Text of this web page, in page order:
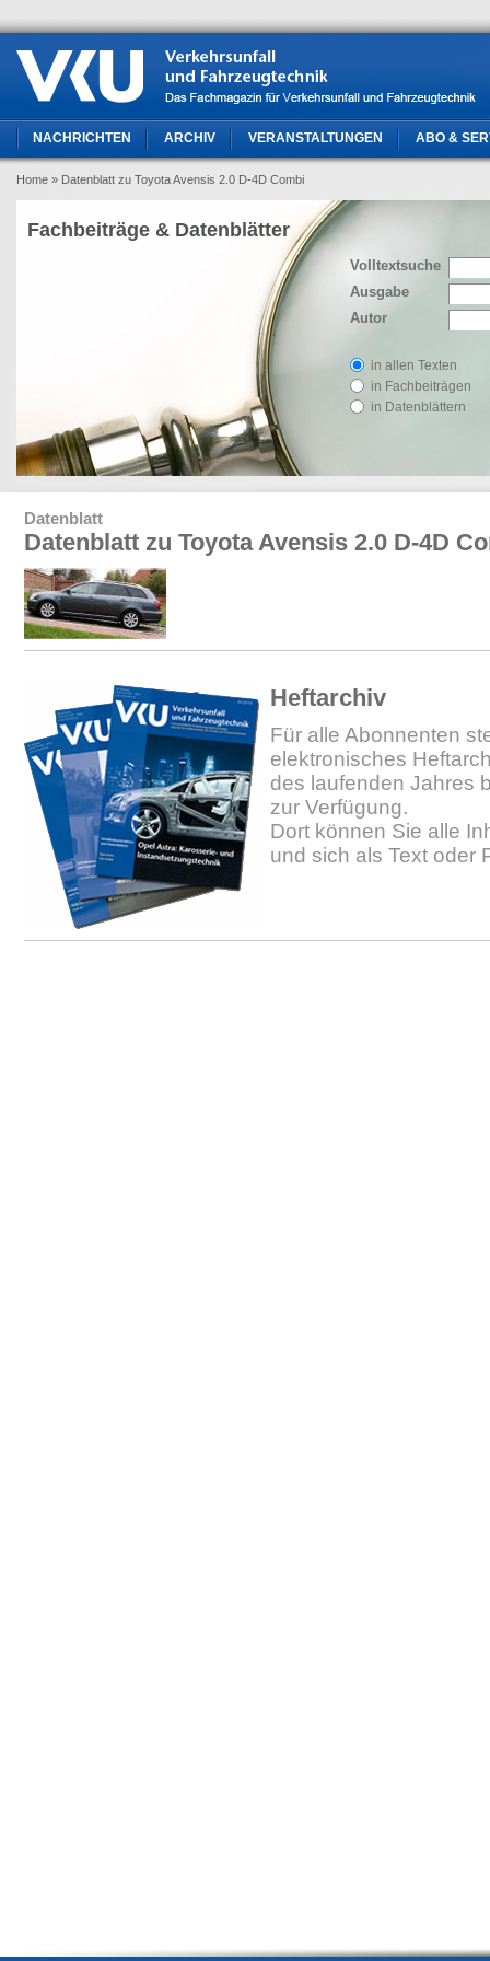
NACHRICHTEN ARCHIV VERANSTALTUNGEN ABO &
Home » Datenblatt zu Toyota Avensis 2.0 D-4D Combi
Volltextsuche
Ausgabe
Autor
in allen Texten
in Fachbeiträgen
in Datenblättern
Fachbeiträge & Datenblätter
Datenblatt
Datenblatt zu Toyota Avensis 2.0 D-4D
Heftarchiv
Für alle Abonnenten
elektronisches
des laufenden Jahres
zur Verfügung.
Dort können Sie alle
und sich als Text oder